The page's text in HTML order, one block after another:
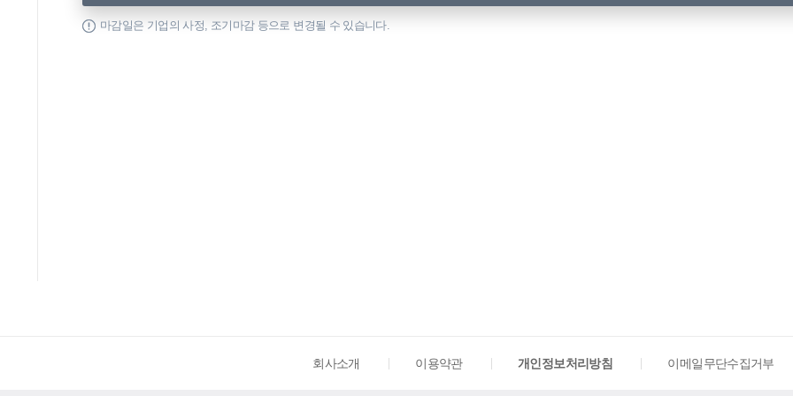
마감일은 기업의 사정, 조기마감 등으로 변경될 수 있습니다.
회사소개 이용약관 개인정보처리방침 이메일무단수집거부